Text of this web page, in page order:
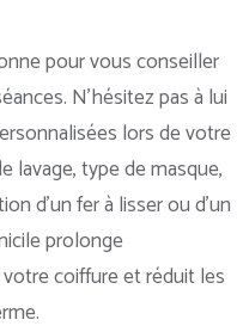
pour vous conseiller
N’hésitez pas à lui
lors de votre
lavage, type de masque,
d’un fer à lisser ou d’un
prolonge
coiffure et réduit les